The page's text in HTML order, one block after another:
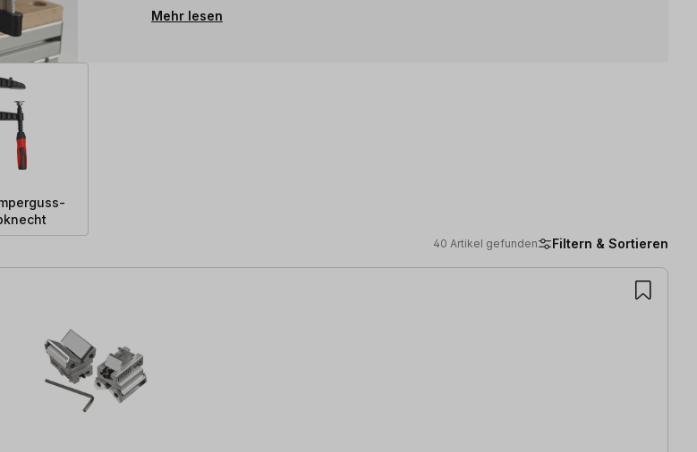
Mehr lesen
40 Artikel gefunden Filtern & Sortieren